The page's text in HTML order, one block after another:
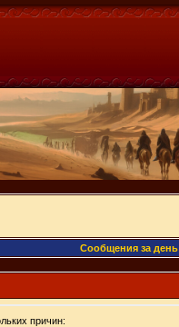
Сообщения за день
причин: